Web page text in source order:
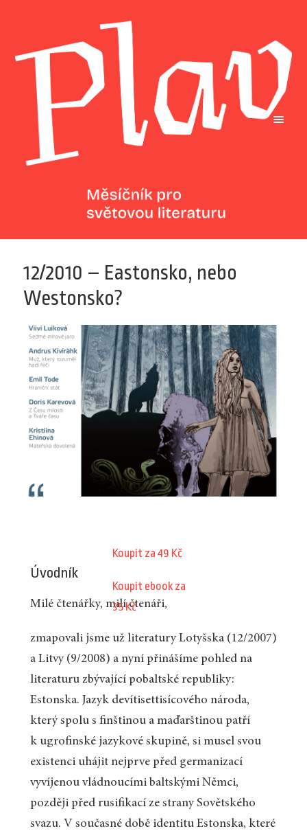
12/2010 – Eastonsko, nebo
Westonsko?
Koupit za 49 Kč
Koupit ebook za
35 Kč
Úvodník
Milé čtenářky, milí čtenáři,
zmapovali jsme už literatury Lotyšska (12/2007)
a Litvy (9/2008) a nyní přinášíme pohled na
literaturu zbývající pobaltské republiky:
Estonska. Jazyk devítisettisícového národa,
který spolu s finštinou a maďarštinou patří
k ugrofinské jazykové skupině, si musel svou
existenci uhájit nejprve před germanizací
vyvíjenou vládnoucími baltskými Němci,
později před rusifikací ze strany Sovětského
svazu. V současné době identitu Estonska, které